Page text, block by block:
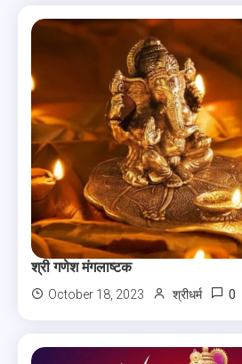
श्री गणेश मंगलाष्टक
October 18, 2023 श्रीधर्म 0